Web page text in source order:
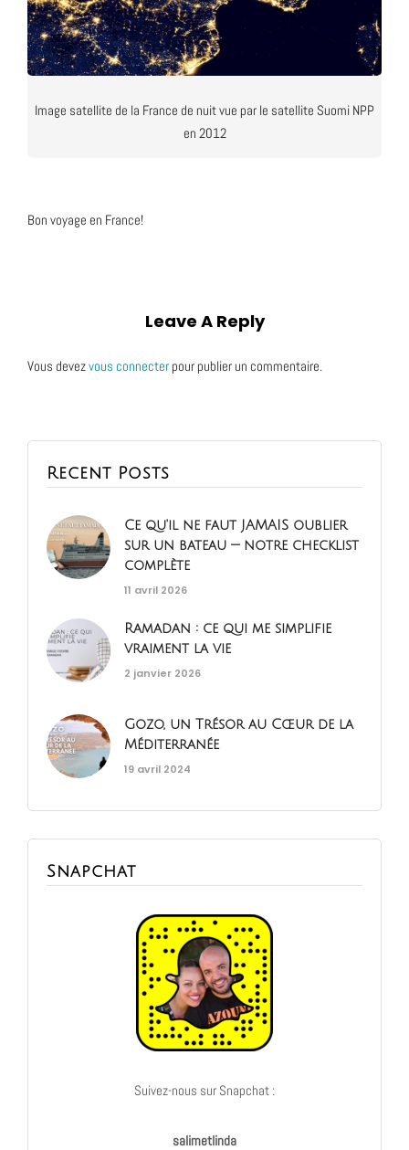
Image satellite de la France de nuit vue par le satellite Suomi NPP
en 2012
Bon voyage en France!
Leave A Reply
Vous devezvous connecter pour publier un commentaire.
Recent Posts
Ce qu'il ne faut JAMAIS oublier
sur un bateau — notre checklist
complète
11 avril 2026
Ramadan : ce qui me simplifie
vraiment la vie
2 janvier 2026
Gozo, un Trésor au Cœur de la
Méditerranée
19 avril 2024
Snapchat
Suivez-nous sur Snapchat :
salimetlinda